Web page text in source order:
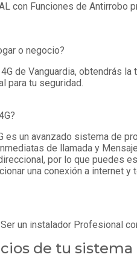
con Funciones de
o negocio?
de Vanguardia, obtendrás
para tu seguridad.
es un avanzado sistema de
de llamada y
por lo que puedes
una conexión a internet
un instalador Profesional
de tu